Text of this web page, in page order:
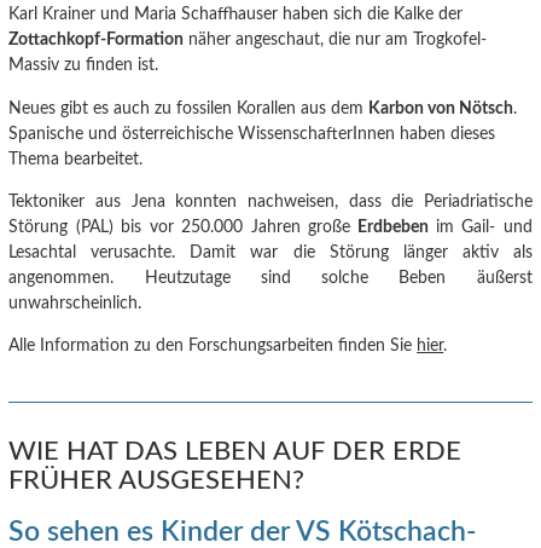
Karl Krainer und Maria Schaffhauser haben sich die Kalke der
Zottachkopf-Formation näher angeschaut, die nur am Trogkofel-
Massiv zu finden ist.
Neues gibt es auch zu fossilen Korallen aus dem Karbon von Nötsch.
Spanische und österreichische WissenschafterInnen haben dieses
Thema bearbeitet.
Tektoniker aus Jena konnten nachweisen, dass die Periadriatische
Störung (PAL) bis vor 250.000 Jahren große Erdbeben im Gail- und
Lesachtal verusachte.
Damit war die Störung länger aktiv als
angenommen. Heutzutage sind solche Beben äußerst
unwahrscheinlich.
Alle Information zu den Forschungsarbeiten finden Sie hier.
WIE HAT DAS LEBEN AUF DER ERDE
FRÜHER AUSGESEHEN?
So sehen es Kinder der VS Kötschach-